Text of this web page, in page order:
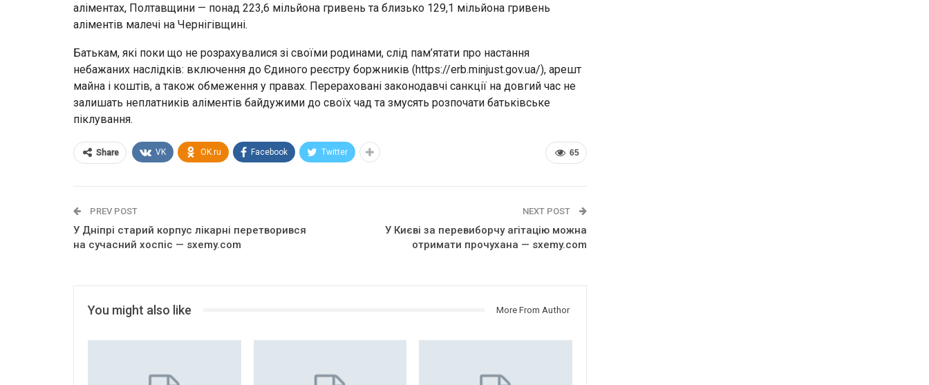
аліментах, Полтавщини — понад 223,6 мільйона гривень та близько 129,1 мільйона гривень
аліментів малечі на Чернігівщині.
Батькам, які поки що не розрахувалися зі своїми родинами, слід пам’ятати про настання
небажаних наслідків: включення до Єдиного реєстру боржників (https://erb.minjust.gov.ua/), арешт
майна і коштів, а також обмеження у правах. Перераховані законодавчі санкції на довгий час не
залишать неплатників аліментів байдужими до своїх чад та змусять розпочати батьківське
піклування.
65
Share VK OK.ru Facebook Twitter
PREV POST
У Дніпрі старий корпус лікарні перетворився
на сучасний хоспіс — sxemy.com
NEXT POST
У Києві за перевиборчу агітацію можна
отримати прочухана — sxemy.com
You might also like More From Author